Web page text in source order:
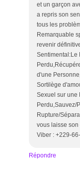
et un garçon
a repris son
tous les
Remarquable
revenir
Sentimental:Le
d'une
Sortilège
Sexuel sur une
Perdu,Sauvez/
Rupture/
vous laisse son
Viber : +229-
Répondre